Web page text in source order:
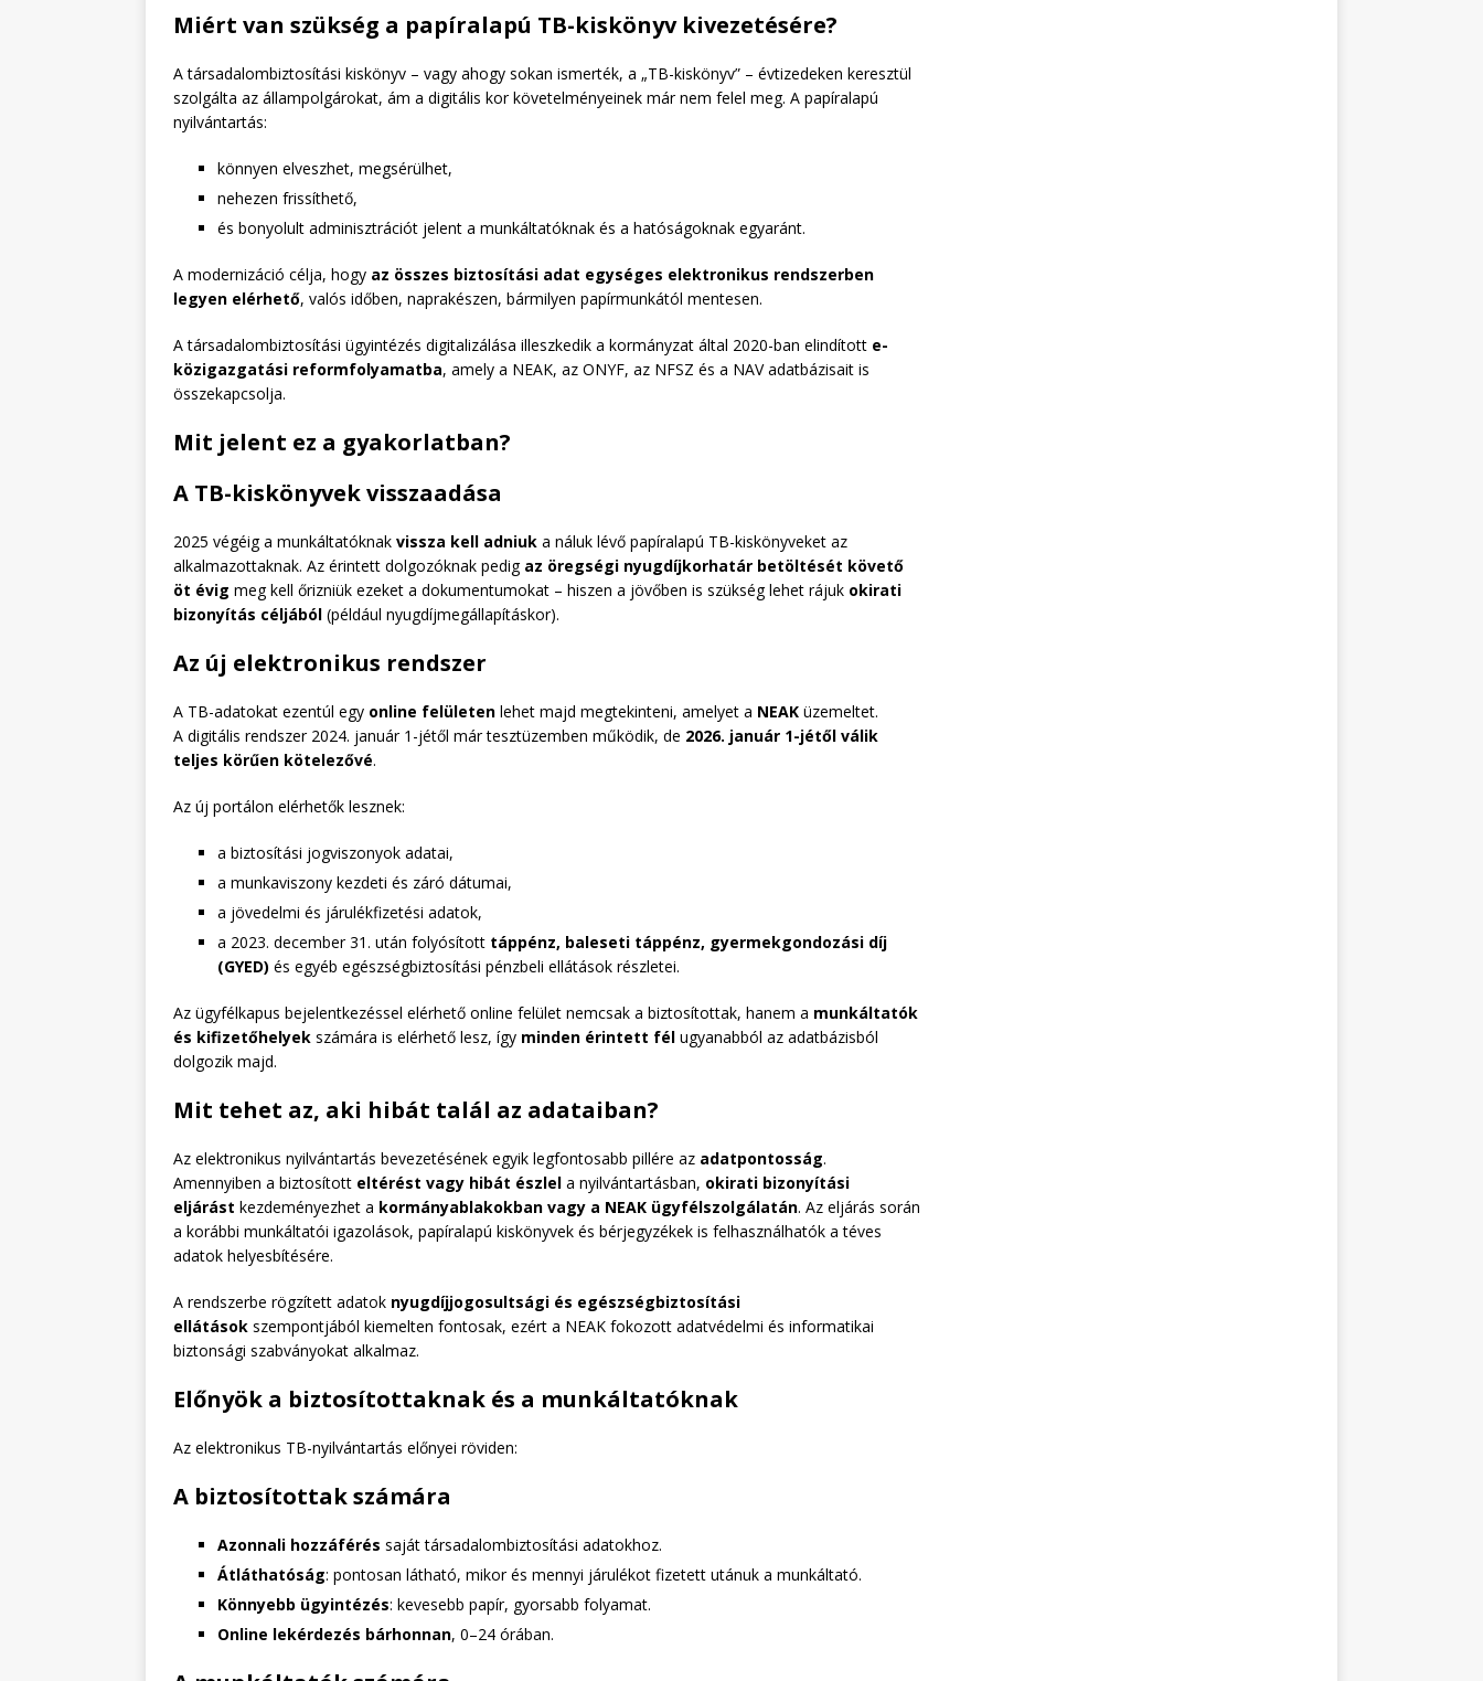
Miért van szükség a papíralapú TB-kiskönyv kivezetésére?
A társadalombiztosítási kiskönyv – vagy ahogy sokan ismerték, a „TB-kiskönyv” – évtizedeken keresztül
szolgálta az állampolgárokat, ám a digitális kor követelményeinek már nem felel meg. A papíralapú
nyilvántartás:
könnyen elveszhet, megsérülhet,
nehezen frissíthető,
és bonyolult adminisztrációt jelent a munkáltatóknak és a hatóságoknak egyaránt.
A modernizáció célja, hogy az összes biztosítási adat egységes elektronikus rendszerben
legyen elérhető, valós időben, naprakészen, bármilyen papírmunkától mentesen.
A társadalombiztosítási ügyintézés digitalizálása illeszkedik a kormányzat által 2020-ban elindított e-
közigazgatási reformfolyamatba, amely a NEAK, az ONYF, az NFSZ és a NAV adatbázisait is
összekapcsolja.
Mit jelent ez a gyakorlatban?
A TB-kiskönyvek visszaadása
2025 végéig a munkáltatóknak vissza kell adniuk a náluk lévő papíralapú TB-kiskönyveket az
alkalmazottaknak. Az érintett dolgozóknak pedig az öregségi nyugdíjkorhatár betöltését követő
öt évig meg kell őrizniük ezeket a dokumentumokat – hiszen a jövőben is szükség lehet rájuk okirati
bizonyítás céljából (például nyugdíjmegállapításkor).
Az új elektronikus rendszer
A TB-adatokat ezentúl egy online felületen lehet majd megtekinteni, amelyet a NEAK üzemeltet.
A digitális rendszer 2024. január 1-jétől már tesztüzemben működik, de 2026. január 1-jétől válik
teljes körűen kötelezővé.
Az új portálon elérhetők lesznek:
a biztosítási jogviszonyok adatai,
a munkaviszony kezdeti és záró dátumai,
a jövedelmi és járulékfizetési adatok,
a 2023. december 31. után folyósított táppénz, baleseti táppénz, gyermekgondozási díj
(GYED) és egyéb egészségbiztosítási pénzbeli ellátások részletei.
Az ügyfélkapus bejelentkezéssel elérhető online felület nemcsak a biztosítottak, hanem a munkáltatók
és kifizetőhelyek számára is elérhető lesz, így minden érintett fél ugyanabból az adatbázisból
dolgozik majd.
Mit tehet az, aki hibát talál az adataiban?
Az elektronikus nyilvántartás bevezetésének egyik legfontosabb pillére az adatpontosság.
Amennyiben a biztosított eltérést vagy hibát észlel a nyilvántartásban, okirati bizonyítási
eljárást kezdeményezhet a kormányablakokban vagy a NEAK ügyfélszolgálatán. Az eljárás során
a korábbi munkáltatói igazolások, papíralapú kiskönyvek és bérjegyzékek is felhasználhatók a téves
adatok helyesbítésére.
A rendszerbe rögzített adatok nyugdíjjogosultsági és egészségbiztosítási
ellátások szempontjából kiemelten fontosak, ezért a NEAK fokozott adatvédelmi és informatikai
biztonsági szabványokat alkalmaz.
Előnyök a biztosítottaknak és a munkáltatóknak
Az elektronikus TB-nyilvántartás előnyei röviden:
A biztosítottak számára
Azonnali hozzáférés saját társadalombiztosítási adatokhoz.
Átláthatóság: pontosan látható, mikor és mennyi járulékot fizetett utánuk a munkáltató.
Könnyebb ügyintézés: kevesebb papír, gyorsabb folyamat.
Online lekérdezés bárhonnan, 0–24 órában.